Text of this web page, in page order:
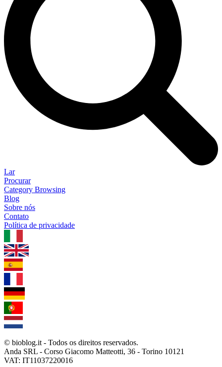
Lar
Procurar
Category Browsing
Blog
Sobre nós
Contato
Política de privacidade
© bioblog.it - Todos os direitos reservados.
Anda SRL - Corso Giacomo Matteotti, 36 - Torino 10121
VAT: IT11037220016